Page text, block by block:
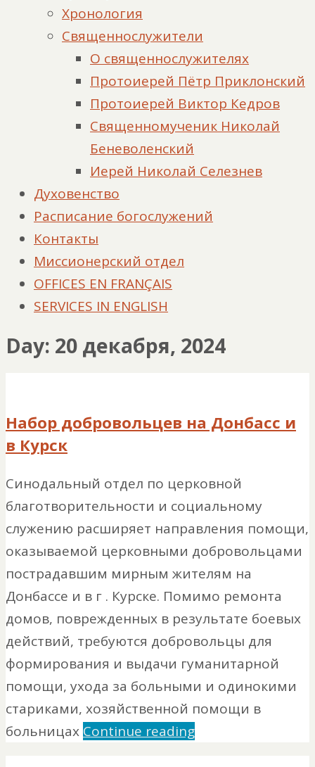
Хронология
Священнослужители
О священнослужителях
Протоиерей Пётр Приклонский
Протоиерей Виктор Кедров
Священномученик Николай
Беневоленский
Иерей Николай Селезнев
Духовенство
Расписание богослужений
Контакты
Миссионерский отдел
OFFICES EN FRANÇAIS
SERVICES IN ENGLISH
Day: 20 декабря, 2024
Набор добровольцев на Донбасс и
в Курск
Синодальный отдел по церковной
благотворительности и социальному
служению расширяет направления помощи,
оказываемой церковными добровольцами
пострадавшим мирным жителям на
Донбассе и в г . Курске. Помимо ремонта
домов, поврежденных в результате боевых
действий, требуются добровольцы для
формирования и выдачи гуманитарной
помощи, ухода за больными и одинокими
стариками, хозяйственной помощи в
больницах Continue reading